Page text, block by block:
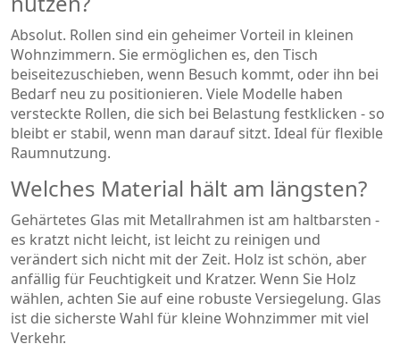
Absolut. Rollen sind ein geheimer Vorteil in kleinen
Wohnzimmern. Sie ermöglichen es, den Tisch
beiseitezuschieben, wenn Besuch kommt, oder ihn bei
Bedarf neu zu positionieren. Viele Modelle haben
versteckte Rollen, die sich bei Belastung festklicken - so
bleibt er stabil, wenn man darauf sitzt. Ideal für flexible
Raumnutzung.
Welches Material hält am längsten?
Gehärtetes Glas mit Metallrahmen ist am haltbarsten -
es kratzt nicht leicht, ist leicht zu reinigen und
verändert sich nicht mit der Zeit. Holz ist schön, aber
anfällig für Feuchtigkeit und Kratzer. Wenn Sie Holz
wählen, achten Sie auf eine robuste Versiegelung. Glas
ist die sicherste Wahl für kleine Wohnzimmer mit viel
Verkehr.